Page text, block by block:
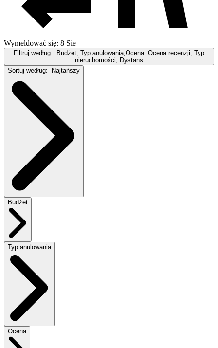
Wymeldować się: 8 Sie
Filtruj według:
Budżet, Typ anulowania,Ocena, Ocena recenzji, Typ
nieruchomości, Dystans
Sortuj według:
Najtańszy
Budżet
Typ anulowania
Ocena